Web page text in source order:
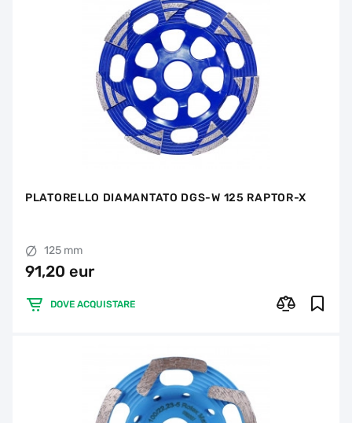
PLATORELLO DIAMANTATO DGS-W 125 RAPTOR-X
125 mm
91,20 eur
DOVE ACQUISTARE